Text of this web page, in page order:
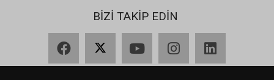
BİZİ TAKİP EDİN